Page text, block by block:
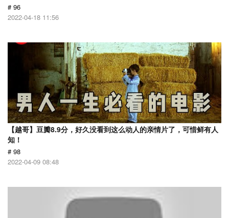
# 96
2022-04-18 11:56
【越哥】豆瓣8.9分，好久没看到这么动人的亲情片了，可惜鲜有人
知！
# 98
2022-04-09 08:48